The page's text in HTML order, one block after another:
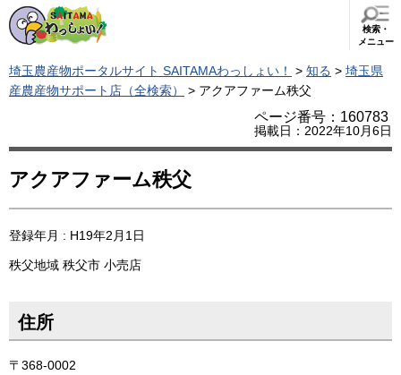
検索・
メニュー
埼玉農産物ポータルサイト SAITAMAわっしょい！ > 知る > 埼玉県
産農産物サポート店（全検索）
> アクアファーム秩父
ページ番号：160783
掲載日：2022年10月6日
アクアファーム秩父
登録年月 : H19年2月1日
秩父地域 秩父市 小売店
住所
〒368-0002